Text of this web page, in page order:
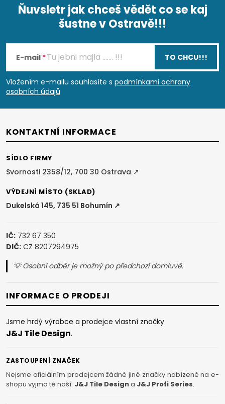
p
a
t
Ňuvsletr jak chceš vědět co se kaj
šustne v Ostravě!!!
E-mail
Vložením e-mailu souhlasíte s podmínkami ochrany
osobních údajů
TO CHCU!!!
KONTAKTNÍ INFORMACE
SÍDLO FIRMY
Svornosti 2358/12, 700 30 Ostrava ↗
VÝDEJNÍ MÍSTO (SKLAD)
Dukelská 145, 735 51 Bohumín ↗
IČ: 732 67 350
DIČ: CZ 8207294975
💡 Osobní odběr je možný po předchozí domluvě.
INFORMACE O PRODEJI
Jsme hrdý výrobce a prodejce vlastní značky
J&J Tile Design.
ZASTOUPENÍ ZNAČEK
Nejsme oficiálním prodejcem žádné jiné značky nabízené na e-
shopu vyjma té naší: J&J Tile Designa J&J Profi Series.